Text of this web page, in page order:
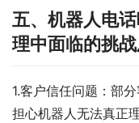
五、机器人电
理中面临的挑
1.客户信任问题：部
担心机器人无法真正